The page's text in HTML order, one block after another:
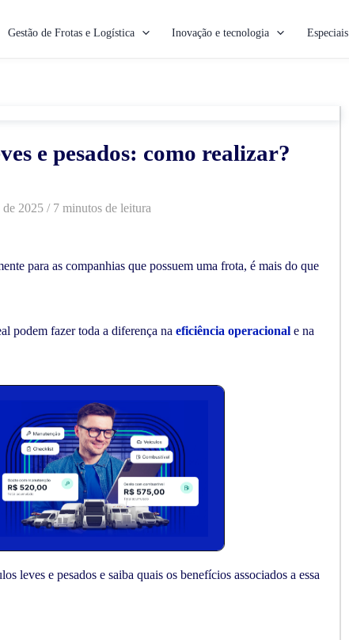
Gestão de Frotas e Logística Inovação e tecnologia Especiais
e pesados: como realizar?
de 2025 / 7 minutos de leitura
para as companhias que possuem uma frota, é mais do que
podem fazer toda a diferença na eficiência operacional e na
leves e pesados e saiba quais os benefícios associados a essa